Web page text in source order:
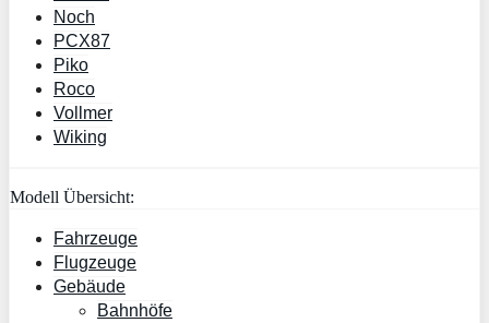
Noch
PCX87
Piko
Roco
Vollmer
Wiking
Modell Übersicht:
Fahrzeuge
Flugzeuge
Gebäude
Bahnhöfe